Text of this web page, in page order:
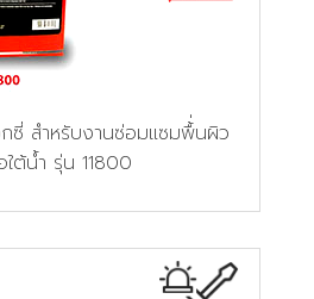
ซี่ สำหรับงานซ่อมแซมพื้่นผิว
ต้น้ำ รุ่น 11800